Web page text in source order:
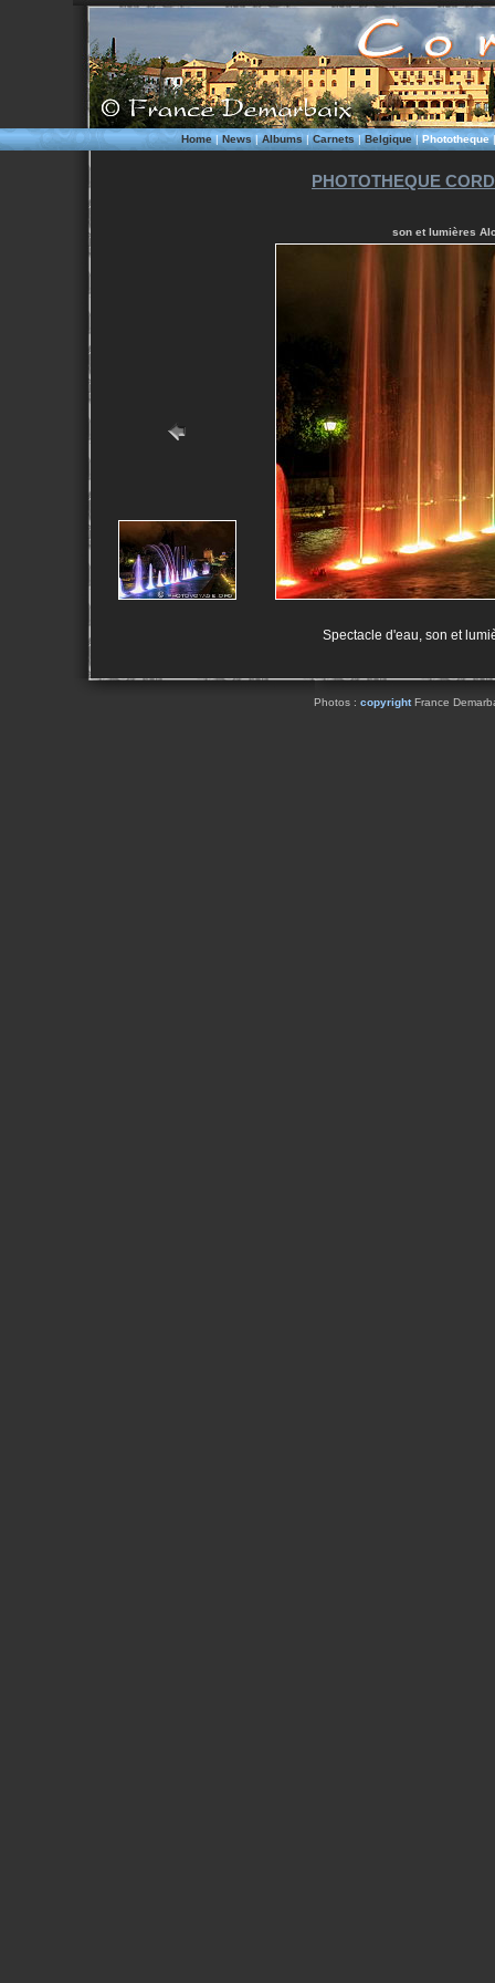
Home|News|Albums|Carnets|Belgique|Phototheque
PHOTOTHEQUE
son et lumières
Spectacle d'eau, son et
Photos : copyrightFrance